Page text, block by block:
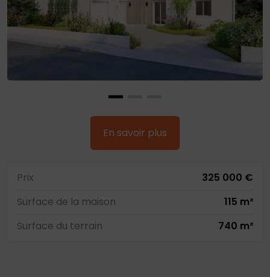
En savoir plus
Prix
325 000 €
Surface de la maison
115 m²
Surface du terrain
740 m²